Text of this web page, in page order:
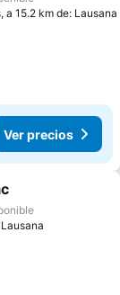
15.2 km de: Lausana
Ver precios